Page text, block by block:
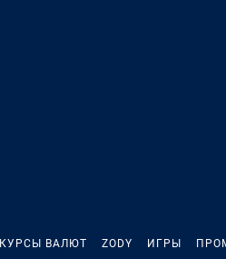
КУРСЫ ВАЛЮТ ZODY ИГРЫ